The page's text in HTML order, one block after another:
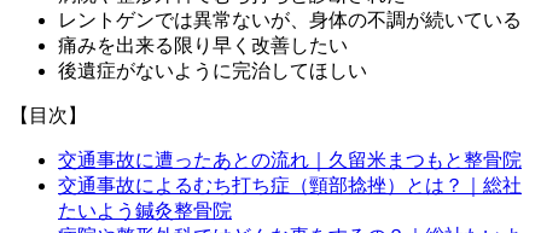
レントゲンでは異常ないが、身体の不調が続いている
痛みを出来る限り早く改善したい
後遺症がないように完治してほしい
【目次】
交通事故に遭ったあとの流れ｜久留米まつもと整骨院
交通事故によるむち打ち症（頸部捻挫）とは？｜総社
たいよう鍼灸整骨院